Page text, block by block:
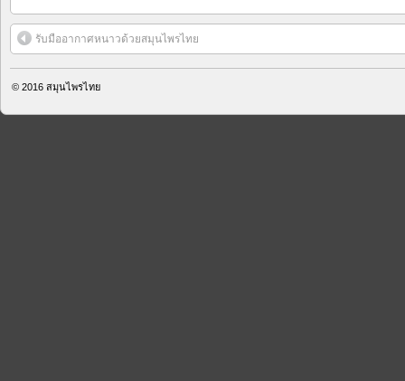
รับมืออากาศหนาวด้วยสมุนไพรไทย
© 2016 สมุนไพรไทย